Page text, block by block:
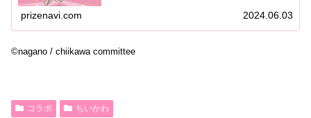
prizenavi.com 2024.06.03
©nagano / chiikawa committee
コラボ ちいかわ